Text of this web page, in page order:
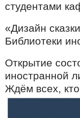
студентами
«Дизайн
Библиотеки
Открытие
иностранной
Ждём всех,